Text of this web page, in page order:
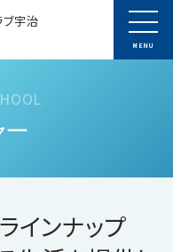
ブ宇治
MENU
インナップ